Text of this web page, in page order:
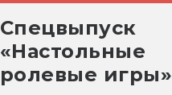
Спецвыпуск
«Настольные
ролевые игры»